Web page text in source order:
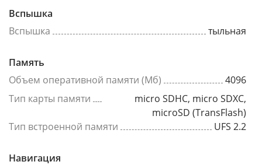
Вспышка
Вспышка
тыльная
Память
Объем оперативной памяти (Мб)
4096
Тип карты памяти
micro SDHC, micro SDXC,
microSD (TransFlash)
Тип встроенной памяти
UFS 2.2
Навигация